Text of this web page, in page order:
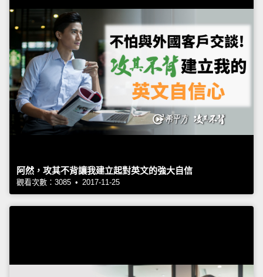
阿然，攻其不背讓我建立起對英文的強大自信
觀看次數：3085 • 2017-11-25